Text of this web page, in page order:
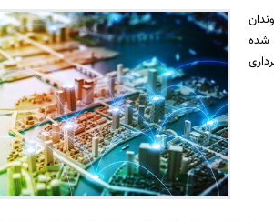
شده
عراق اجتماع خونخواهان امام شهید